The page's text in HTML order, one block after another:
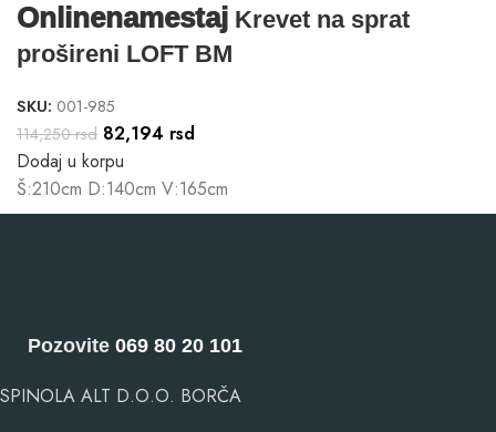
Onlinenamestaj Krevet na sprat
prošireni LOFT BM
SKU: 001-985
114,250rsd 82,194 rsd
Dodaj u korpu
Š:210cm D:140cm V:165cm
Pozovite 069 80 20 101
SPINOLA ALT D.O.O. BORČA